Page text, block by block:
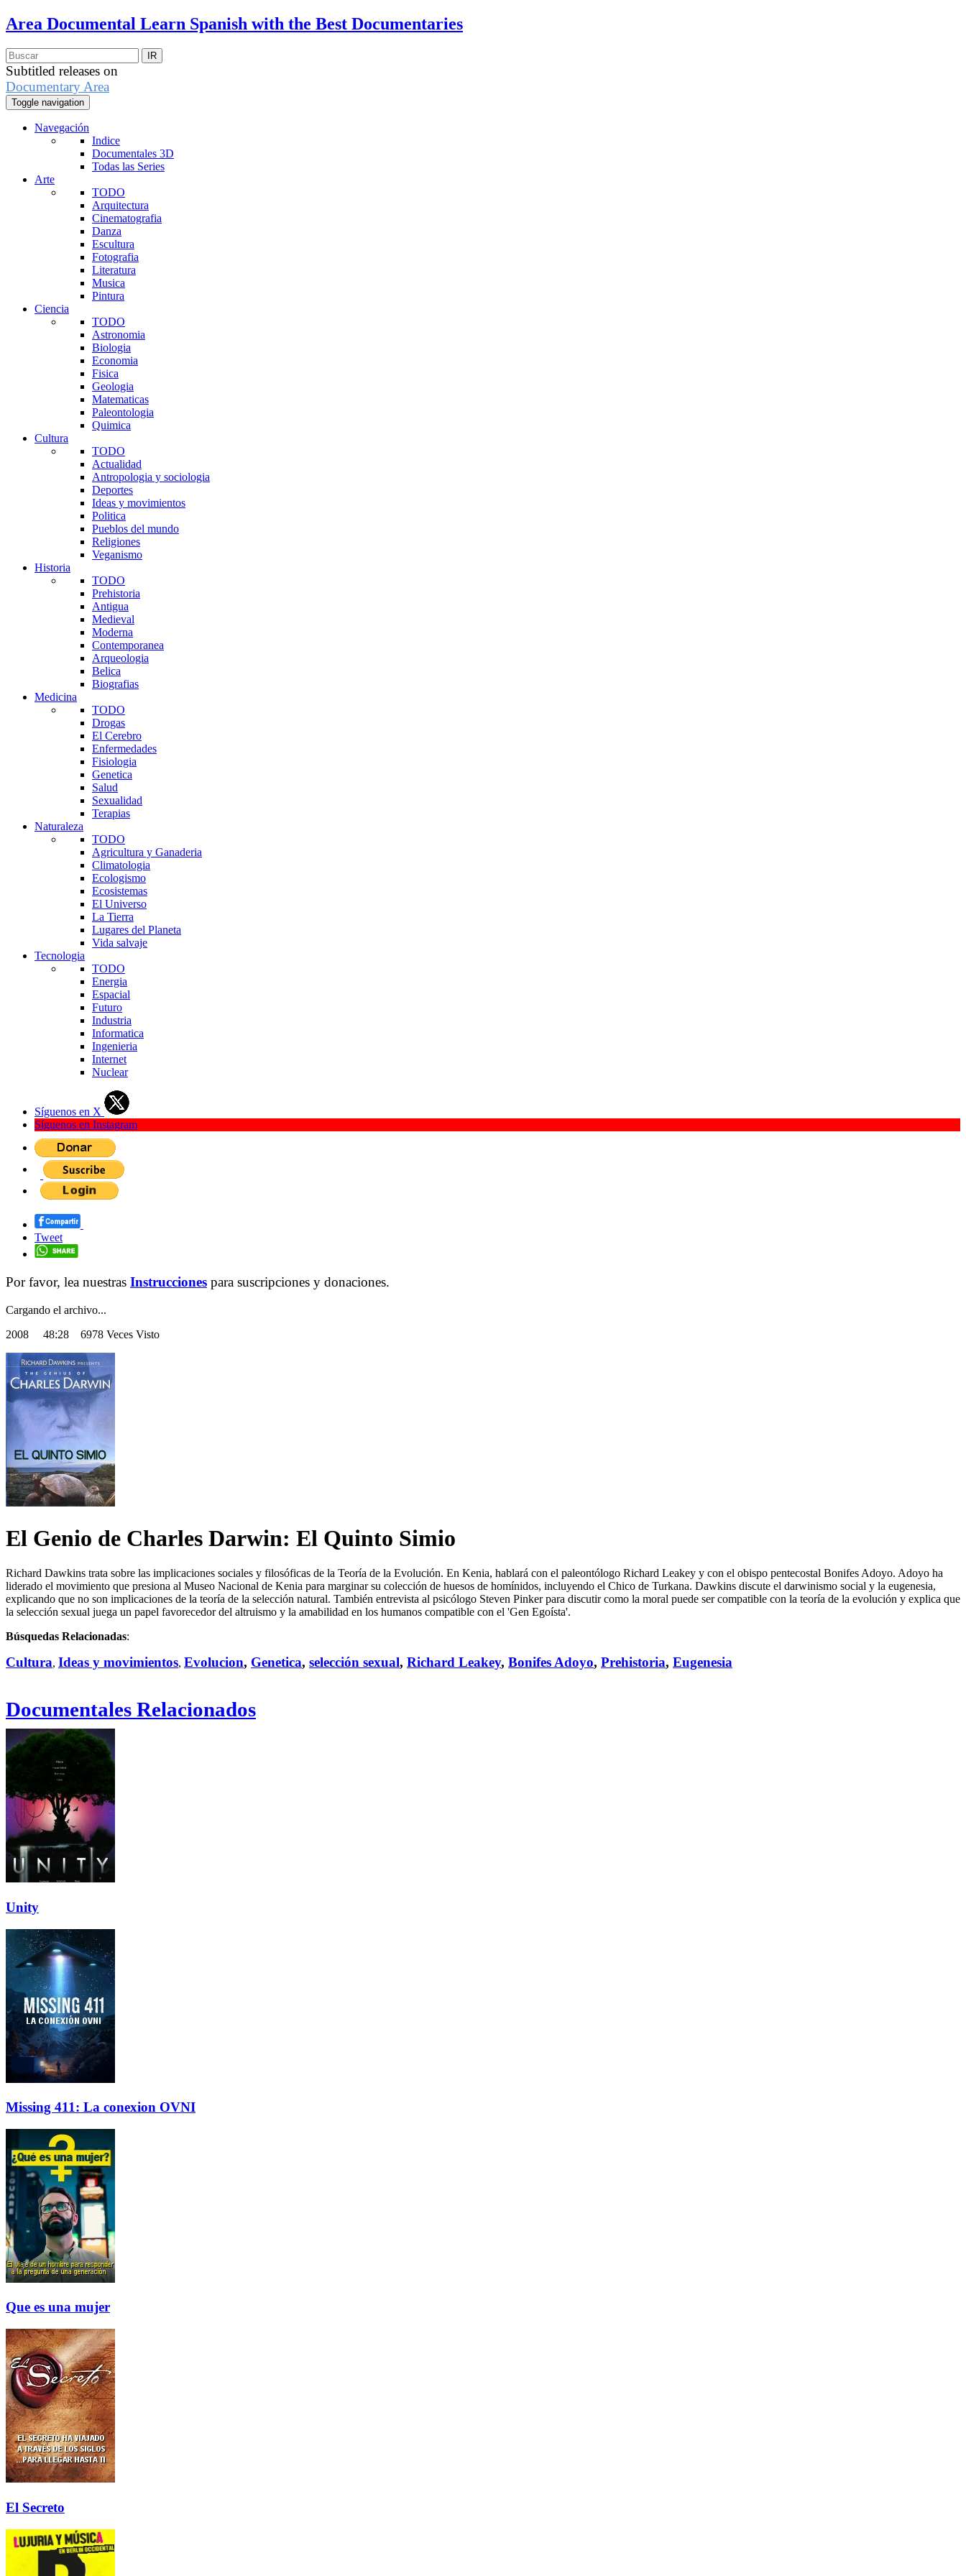
Area Documental Learn Spanish with the Best Documentaries
Subtitled releases on
Documentary Area
Toggle navigation
Navegación
Indice
Documentales 3D
Todas las Series
Arte
TODO
Arquitectura
Cinematografia
Danza
Escultura
Fotografia
Literatura
Musica
Pintura
Ciencia
TODO
Astronomia
Biologia
Economia
Fisica
Geologia
Matematicas
Paleontologia
Quimica
Cultura
TODO
Actualidad
Antropologia y sociologia
Deportes
Ideas y movimientos
Politica
Pueblos del mundo
Religiones
Veganismo
Historia
TODO
Prehistoria
Antigua
Medieval
Moderna
Contemporanea
Arqueologia
Belica
Biografias
Medicina
TODO
Drogas
El Cerebro
Enfermedades
Fisiologia
Genetica
Salud
Sexualidad
Terapias
Naturaleza
TODO
Agricultura y Ganaderia
Climatologia
Ecologismo
Ecosistemas
El Universo
La Tierra
Lugares del Planeta
Vida salvaje
Tecnologia
TODO
Energia
Espacial
Futuro
Industria
Informatica
Ingenieria
Internet
Nuclear
Síguenos en X
Síguenos en Instagram
Tweet
Por favor, lea nuestras Instrucciones para suscripciones y donaciones.
Cargando el archivo...
2008 48:28 6978 Veces Visto
El Genio de Charles Darwin: El Quinto Simio
Richard Dawkins trata sobre las implicaciones sociales y filosóficas de la Teoría de la Evolución. En Kenia, hablará con el paleontólogo Richard Leakey y con el obispo pentecostal Bonifes Adoyo. Adoyo ha
liderado el movimiento que presiona al Museo Nacional de Kenia para marginar su colección de huesos de homínidos, incluyendo el Chico de Turkana. Dawkins discute el darwinismo social y la eugenesia,
explicando que no son implicaciones de la teoría de la selección natural. También entrevista al psicólogo Steven Pinker para discutir como la moral puede ser compatible con la teoría de la evolución y explica que
la selección sexual juega un papel favorecedor del altruismo y la amabilidad en los humanos compatible con el 'Gen Egoísta'.
Búsquedas Relacionadas:
Cultura, Ideas y movimientos, Evolucion, Genetica, selección sexual, Richard Leakey, Bonifes Adoyo, Prehistoria, Eugenesia
Documentales Relacionados
Unity
Missing 411: La conexion OVNI
Que es una mujer
El Secreto